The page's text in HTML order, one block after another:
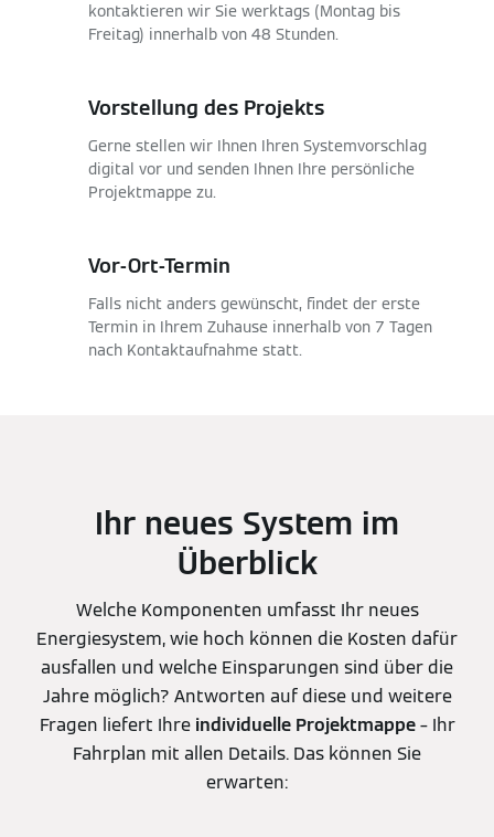
kontaktieren wir Sie werktags (Montag bis
Freitag) innerhalb von 48 Stunden.
Vorstellung des Projekts
Gerne stellen wir Ihnen Ihren Systemvorschlag
digital vor und senden Ihnen Ihre persönliche
Projektmappe zu.
Vor-Ort-Termin
Falls nicht anders gewünscht, findet der erste
Termin in Ihrem Zuhause innerhalb von 7 Tagen
nach Kontaktaufnahme statt.
Ihr neues System im
Überblick
Welche Komponenten umfasst Ihr neues
Energiesystem, wie hoch können die Kosten dafür
ausfallen und welche Einsparungen sind über die
Jahre möglich? Antworten auf diese und weitere
Fragen liefert Ihre individuelle Projektmappe– Ihr
Fahrplan mit allen Details. Das können Sie
erwarten: